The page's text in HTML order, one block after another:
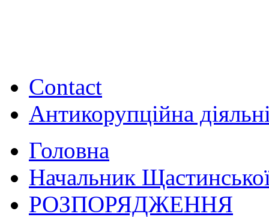
Contact
Антикорупційна
Головна
Начальник
РОЗПОРЯДЖЕННЯ